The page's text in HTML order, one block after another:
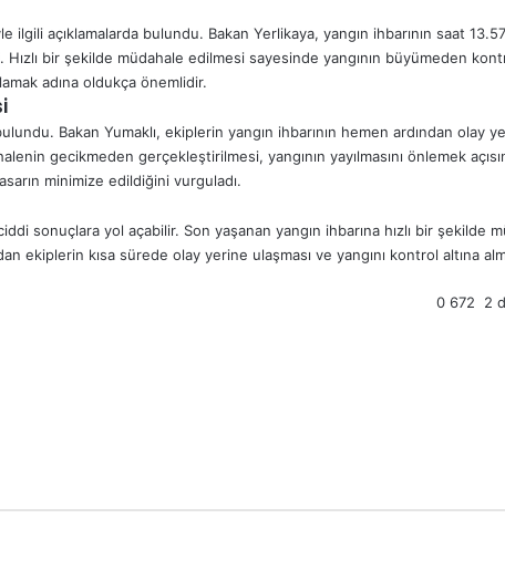
açıklamalarda bulundu. Bakan Yerlikaya, yangın ihbarının saat
bir şekilde müdahale edilmesi sayesinde yangının büyümeden kontrol
adına oldukça önemlidir.
Bakan Yumaklı, ekiplerin yangın ihbarının hemen ardından olay
gecikmeden gerçekleştirilmesi, yangının yayılmasını önlemek
minimize edildiğini vurguladı.
sonuçlara yol açabilir. Son yaşanan yangın ihbarına hızlı bir şekilde
ekiplerin kısa sürede olay yerine ulaşması ve yangını kontrol altına
0 672 2